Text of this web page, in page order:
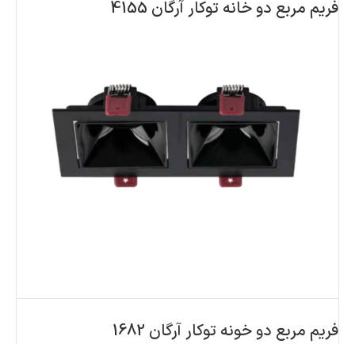
فریم مربع دو خانه توکار آرگان 4155
فریم مربع دو خونه توکار آرگان 1682